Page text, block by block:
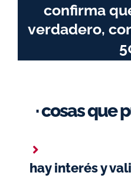
confirma
verdadero,
· cosas que
hay interés y